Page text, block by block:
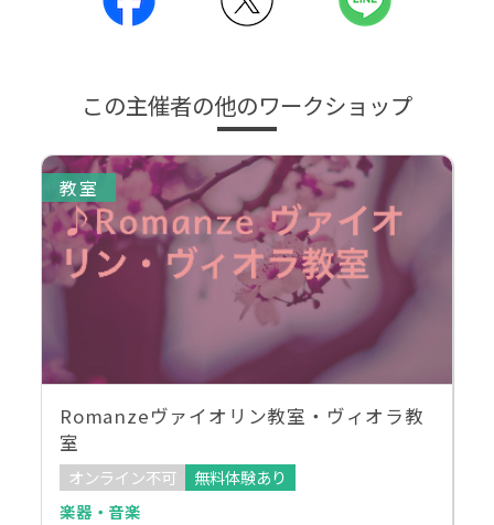
この主催者の他のワークショップ
教室
Romanzeヴァイオリン教室・ヴィオラ教
室
オンライン不可
無料体験あり
楽器・音楽